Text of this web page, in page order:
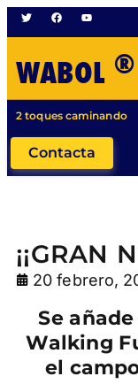
WABOL ®
2 toques caminando
Contacta
¡¡GRAN
20 febrero,
Se
Walking
el